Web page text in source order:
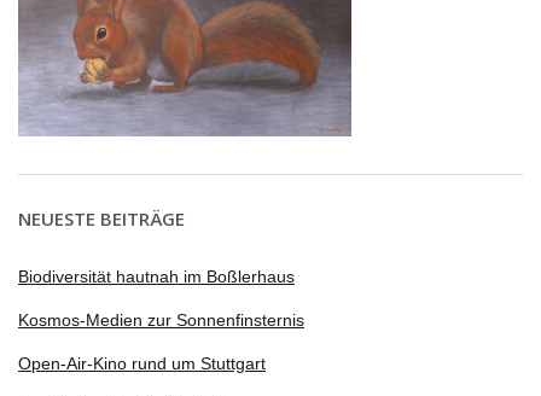
NEUESTE BEITRÄGE
Biodiversität hautnah im Boßlerhaus
Kosmos-Medien zur Sonnenfinsternis
Open-Air-Kino rund um Stuttgart